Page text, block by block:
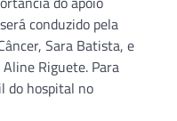
conduzido pela
Sara Batista, e
Riguete. Para
do hospital no